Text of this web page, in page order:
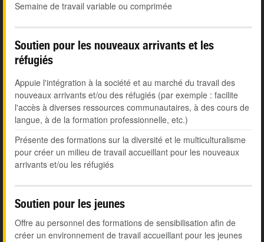
Semaine de travail variable ou comprimée
Soutien pour les nouveaux arrivants et les
réfugiés
Appuie l'intégration à la société et au marché du travail des
nouveaux arrivants et/ou des réfugiés (par exemple : facilite
l'accès à diverses ressources communautaires, à des cours de
langue, à de la formation professionnelle, etc.)
Présente des formations sur la diversité et le multiculturalisme
pour créer un milieu de travail accueillant pour les nouveaux
arrivants et/ou les réfugiés
Soutien pour les jeunes
Offre au personnel des formations de sensibilisation afin de
créer un environnement de travail accueillant pour les jeunes